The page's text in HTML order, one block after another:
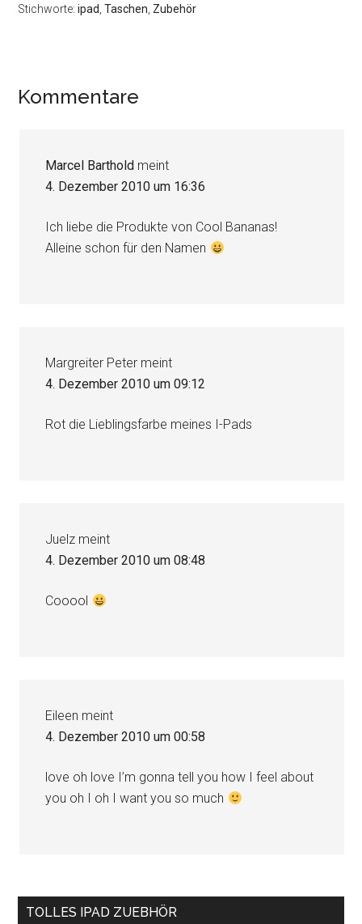
Stichworte:ipad ,Taschen Zubehör
Leser-
Kommentare
Marcel Barthold meint
4. Dezember 2010 um 16:36
Ich liebe die Produkte von Cool Bananas!
Alleine schon für den Namen
Margreiter Peter meint
4. Dezember 2010 um 09:12
Rot die Lieblingsfarbe meines I-Pads
Juelz meint
4. Dezember 2010 um 08:48
Cooool
Eileen meint
4. Dezember 2010 um 00:58
love oh love I’m gonna tell you how I feel about
you oh I oh I want you so much
Seitenspalte
TOLLES IPAD ZUEBHÖR